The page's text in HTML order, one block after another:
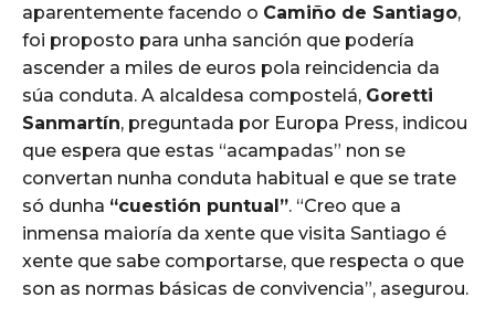
aparentemente facendo o Camiño de Santiago,
foi proposto para unha sanción que podería
ascender a miles de euros pola reincidencia da
súa conduta. A alcaldesa compostelá, Goretti
Sanmartín, preguntada por Europa Press, indicou
que espera que estas “acampadas” non se
convertan nunha conduta habitual e que se trate
só dunha “cuestión puntual”. “Creo que a
inmensa maioría da xente que visita Santiago é
xente que sabe comportarse, que respecta o que
son as normas básicas de convivencia”, asegurou.